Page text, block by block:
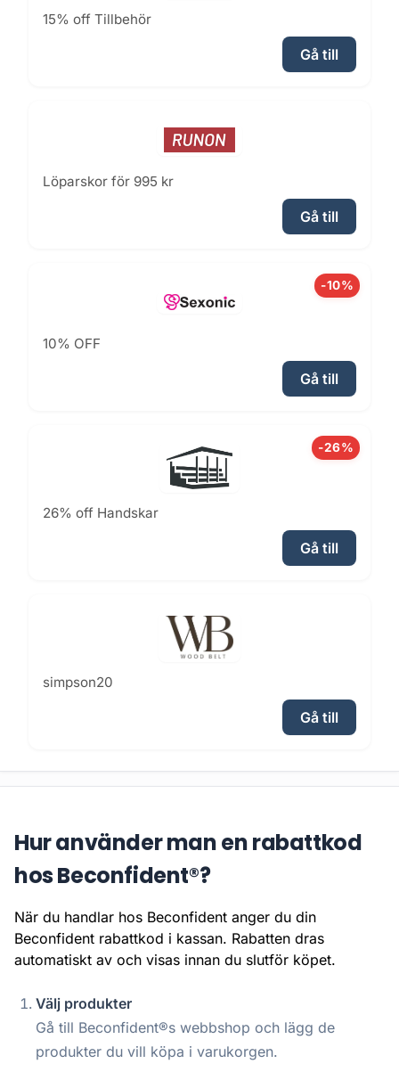
15% off Tillbehör
Gå till
Löparskor för 995 kr
Gå till
-10%
10% OFF
Gå till
-26%
26% off Handskar
Gå till
simpson20
Gå till
Hur använder man en rabattkod
hos Beconfident®?
När du handlar hos Beconfident anger du din
Beconfident rabattkod i kassan. Rabatten dras
automatiskt av och visas innan du slutför köpet.
Välj produkter
Gå till Beconfident®s webbshop och lägg de
produkter du vill köpa i varukorgen.